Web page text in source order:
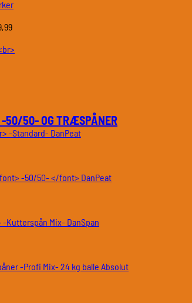
50/50- OG TRÆSPÅNER
DanPeat
DanPeat
DanSpan
Absolut